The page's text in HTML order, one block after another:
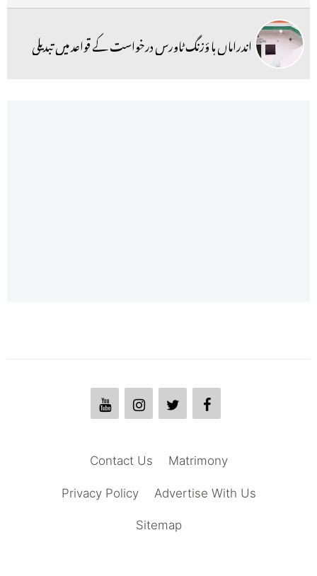
اندراماں ہا ؤزنگ ٹاورس درخواست کے قواعد میں تبدیلی
Matrimony
Contact Us
Advertise With Us
Privacy Policy
Sitemap